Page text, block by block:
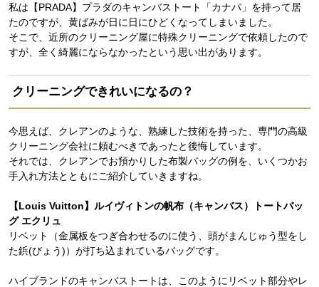
私は【PRADA】プラダのキャンバストート「カナパ」を持って居
たのですが、黄ばみが日に日にひどくなってしまいました。
そこで、近所のクリーニング屋に特殊クリーニングで依頼したので
すが、全く綺麗にならなかったという思い出があります。
クリーニングできれいになるの？
今思えば、クレアンのような、熟練した技術を持った、専門の高級
クリーニング会社に頼むべきであったと後悔しています。
それでは、クレアンでお預かりした布製バッグの例を、いくつかお
手入れ方法とともにご紹介していきますね。
【Louis Vuitton】ルイヴィトンの帆布（キャンバス）トートバッ
グ エクリュ
リベット（金属板をつぎ合わせるのに使う、頭がまんじゅう型をし
た鋲(びょう)）が打ち込まれているバッグです。
ハイブランドのキャンバストートは、このようにリベット部分やレ